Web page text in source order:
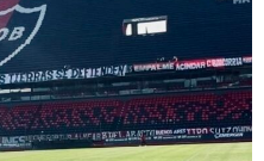
ley clave para
Fe: ¿qué